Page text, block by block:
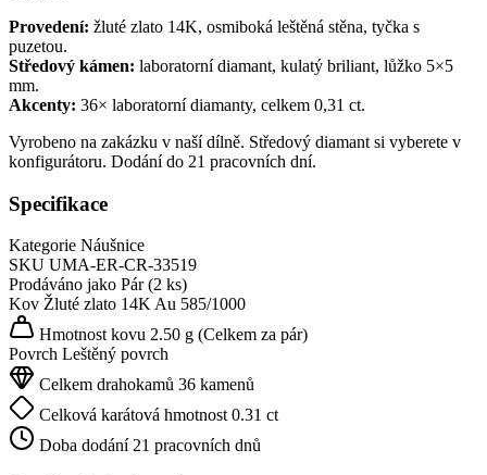
Provedení: žluté zlato 14K, osmiboká leštěná stěna, tyčka s
puzetou.
Středový kámen: laboratorní diamant, kulatý briliant, lůžko 5×5
mm.
Akcenty: 36× laboratorní diamanty, celkem 0,31 ct.
Vyrobeno na zakázku v naší dílně. Středový diamant si vyberete v
konfigurátoru. Dodání do 21 pracovních dní.
Specifikace
Kategorie Náušnice
SKU UMA-ER-CR-33519
Prodáváno jako Pár (2 ks)
Kov Žluté zlato 14KAu 585/1000
Hmotnost kovu 2.50 g (Celkem za pár)
Povrch Leštěný povrch
Celkem drahokamů 36 kamenů
Celková karátová hmotnost 0.31 ct
Doba dodání 21 pracovních dnů